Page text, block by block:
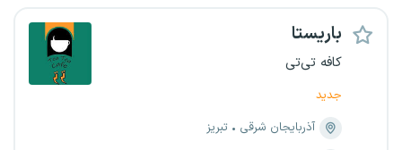
باریستا
کافه تی‌تی
جدید
آذربایجان شرقی
تبریز